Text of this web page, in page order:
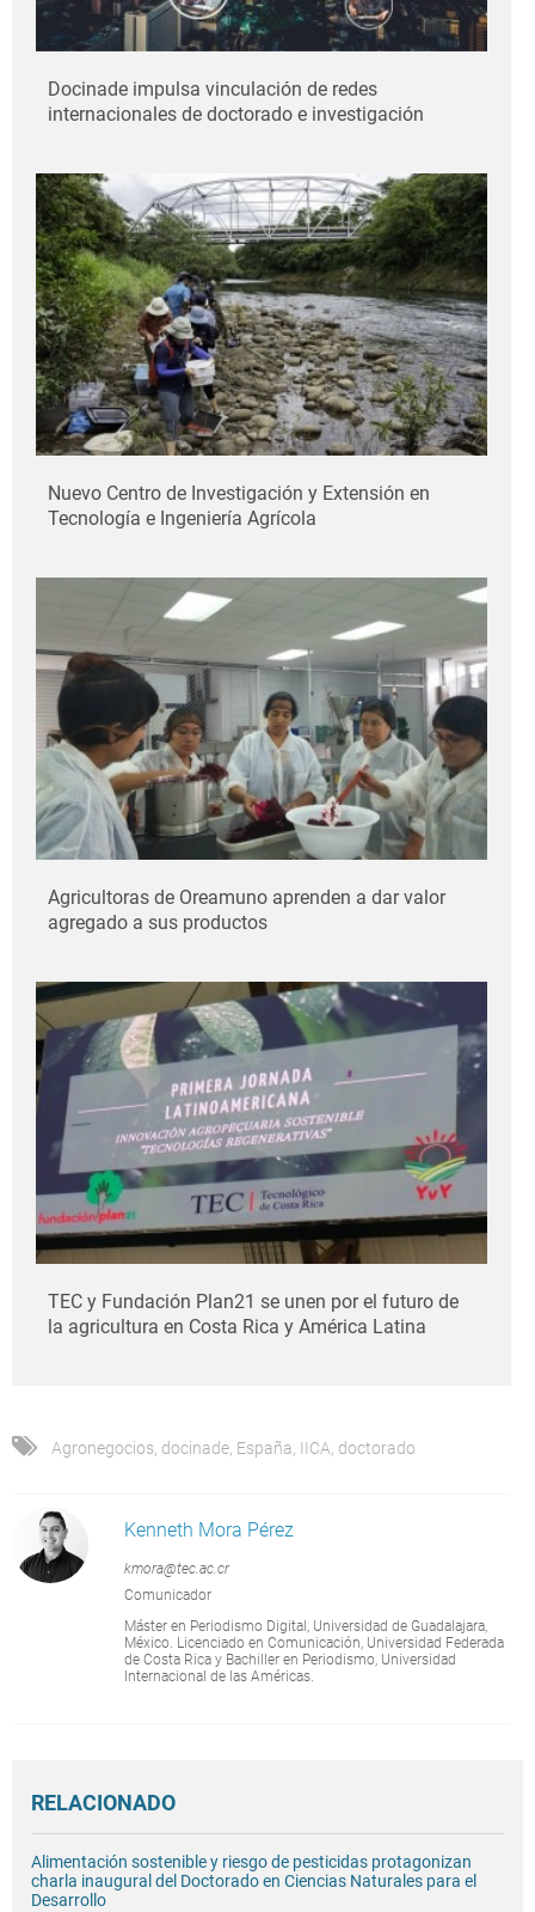
Docinade impulsa vinculación de redes
internacionales de doctorado e investigación
Nuevo Centro de Investigación y Extensión en
Tecnología e Ingeniería Agrícola
Agricultoras de Oreamuno aprenden a dar valor
agregado a sus productos
TEC y Fundación Plan21 se unen por el futuro de
la agricultura en Costa Rica y América Latina
Agronegocios, docinade, España, IICA, doctorado
Kenneth Mora Pérez
kmora@tec.ac.cr
Comunicador
Máster en Periodismo Digital, Universidad de Guadalajara,
México. Licenciado en Comunicación, Universidad Federada
de Costa Rica y Bachiller en Periodismo, Universidad
Internacional de las Américas.
RELACIONADO
Alimentación sostenible y riesgo de pesticidas protagonizan
charla inaugural del Doctorado en Ciencias Naturales para el
Desarrollo